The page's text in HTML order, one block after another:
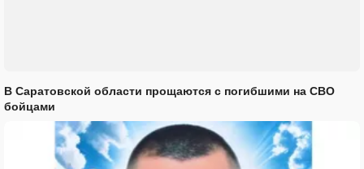
В Саратовской области прощаются с погибшими на СВО
бойцами